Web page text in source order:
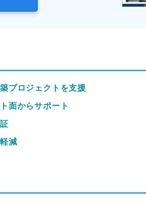
プロジェクトを支援
面からサポート
減